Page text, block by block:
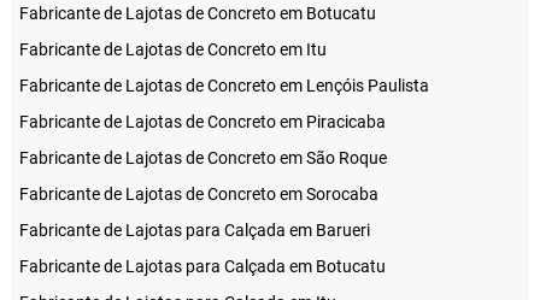
Fabricante de Lajotas de Concreto em Botucatu
Fabricante de Lajotas de Concreto em Itu
Fabricante de Lajotas de Concreto em Lençóis Paulista
Fabricante de Lajotas de Concreto em Piracicaba
Fabricante de Lajotas de Concreto em São Roque
Fabricante de Lajotas de Concreto em Sorocaba
Fabricante de Lajotas para Calçada em Barueri
Fabricante de Lajotas para Calçada em Botucatu